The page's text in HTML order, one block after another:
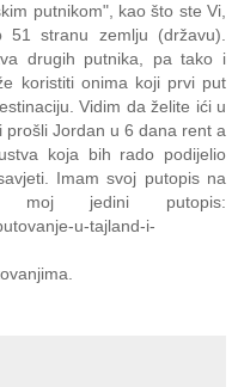
putnikom", kao što ste Vi,
stranu zemlju (državu).
drugih putnika, pa tako i
koristiti onima koji prvi put
Vidim da želite ići u
Jordan u 6 dana rent a
koja bih rado podijelio
Imam svoj putopis na
moj jedini putopis:
u-tajland-i-